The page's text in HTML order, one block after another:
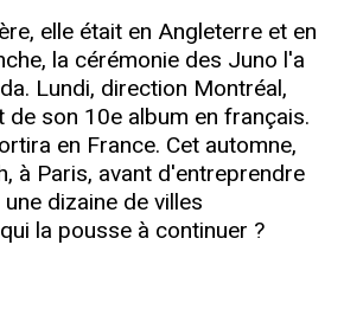
elle était en Angleterre et en
la cérémonie des Juno l'a
Lundi, direction Montréal,
de son 10e album en français.
en France. Cet automne,
à Paris, avant d'entreprendre
dizaine de villes
la pousse à continuer ?